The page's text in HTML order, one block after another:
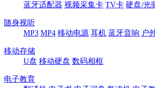
蓝牙适配器 视频采集卡 TV卡 硬盘/光
随身视听
MP3 MP4 移动电源 耳机 蓝牙音响 户
移动存储
U盘 移动硬盘 数码相框
电子教育